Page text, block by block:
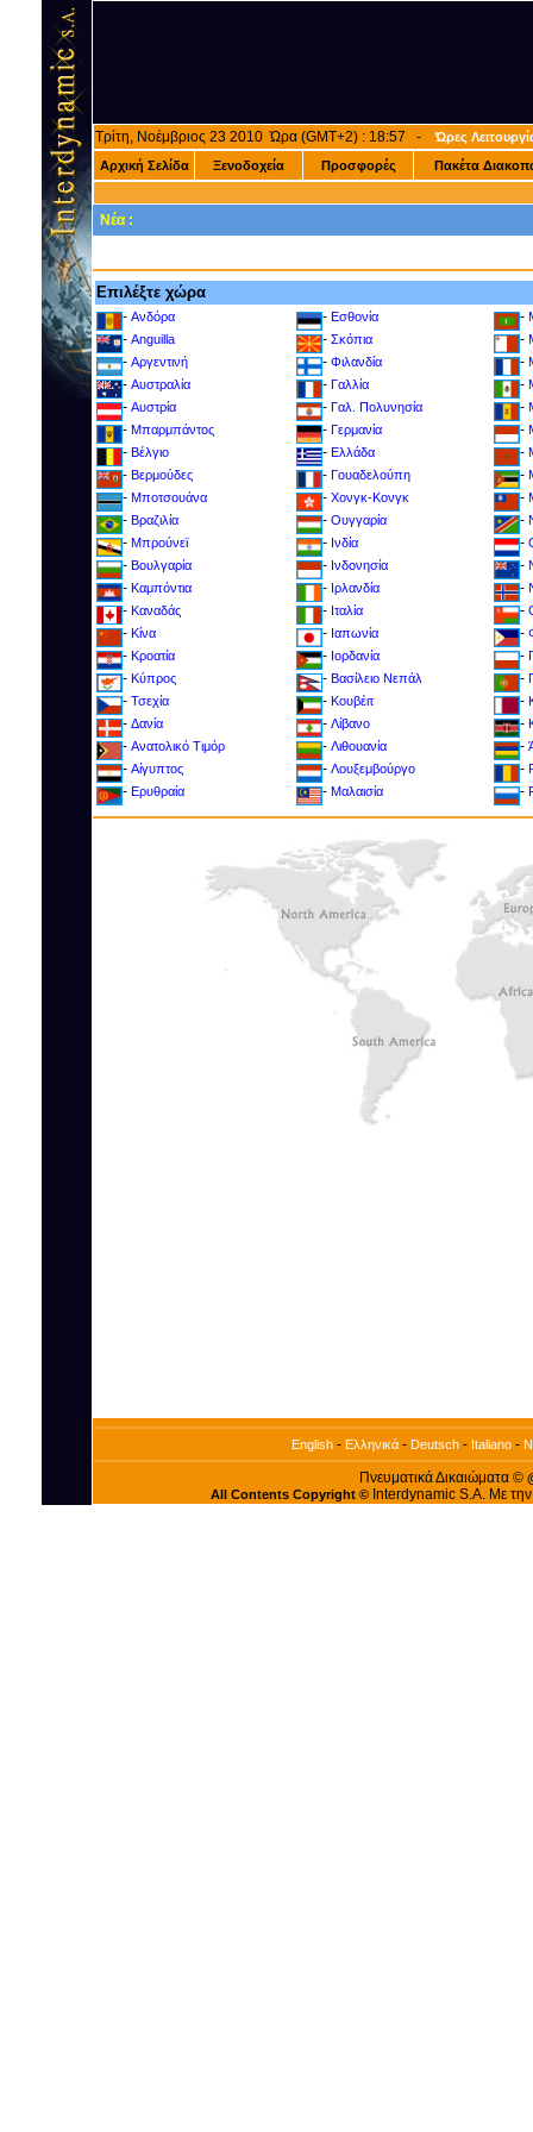
Τρίτη, Νοέμβριος 23 2010 Ώρα (GMT+2) : 18:57 -Ώρες
Αρχική Σελίδα
Ξενοδοχεία Προσφορές Πακέτα
Νέα :
Επιλέξτε χώρα
- Ανδόρα
- Anguilla
- Αργεντινή
- Αυστραλία
- Αυστρία
- Μπαρμπάντος
- Βέλγιο
- Βερμούδες
- Μποτσουάνα
- Βραζιλία
- Μπρούνεϊ
- Βουλγαρία
- Καμπόντια
- Καναδάς
- Κίνα
- Κροατία
- Kύπρος
- Τσεχία
- Δανία
- Ανατολικό Τιμόρ
- Αίγυπτος
- Ερυθραία
- Εσθονία
- Σκόπια
- Φιλανδία
- Γαλλία
- Γαλ. Πολυνησία
- Γερμανία
- Ελλάδα
- Γουαδελούπη
- Χονγκ-Κονγκ
- Ουγγαρία
- Ινδία
- Ινδονησία
- Ιρλανδία
- Ιταλία
- Ιαπωνία
- Ιορδανία
- Βασίλειο Νεπάλ
- Κουβέιτ
- Λίβανο
- Λιθουανία
- Λουξεμβούργο
- Μαλαισία
-
-
-
-
-
-
-
-
-
-
-
-
-
-
-
-
-
-
-
-
-
-
English - Ελληνικά - Deutsch - Italiano -
Πνευματικά Δικαιώματα ©
All Contents Copyright © Interdynamic S.A. Με